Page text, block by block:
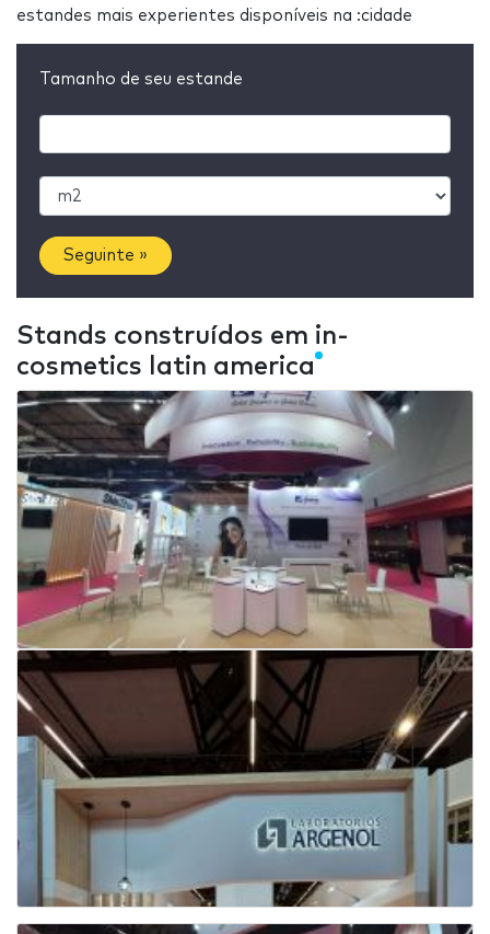
estandes mais experientes disponíveis na :cidade
Tamanho de seu estande
Seguinte »
Stands construídos em in-
cosmetics latin america